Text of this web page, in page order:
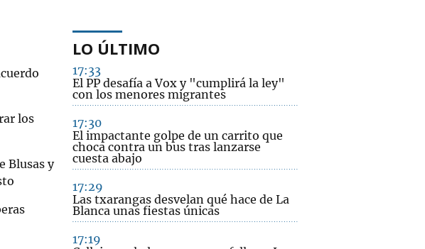
los
Blusas y
LO ÚLTIMO
17:33
El PP desafía a Vox y "cumplirá la ley"
con los menores migrantes
17:30
El impactante golpe de un carrito que
choca contra un bus tras lanzarse
cuesta abajo
17:29
Las txarangas desvelan qué hace de La
Blanca unas fiestas únicas
17:19